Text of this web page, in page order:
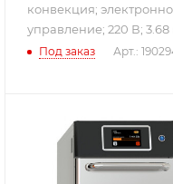
конвекция;
управление; 220 В; 3.68
Под заказ Арт.:
Подпись к товару
220 В; 1 уровень;
противень - GN